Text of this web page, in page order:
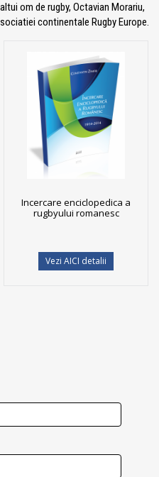
om de rugby, Octavian Morariu,
continentale Rugby Europe.
Incercare enciclopedica a
rugbyului romanesc
Vezi AICI detalii